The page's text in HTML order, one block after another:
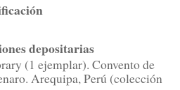
depositarias
(1 ejemplar). Convento de
Arequipa, Perú (colección